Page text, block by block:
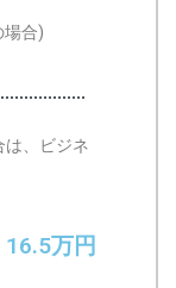
場合)
は、ビジネ
16.5万円